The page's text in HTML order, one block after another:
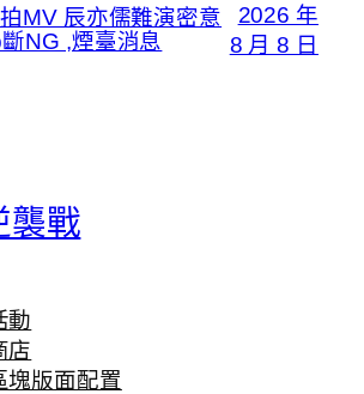
MV 辰亦儒難演密意
NG ,煙臺消息
2026 年
8 月 8 日
襲戰
動
店
塊版面配置